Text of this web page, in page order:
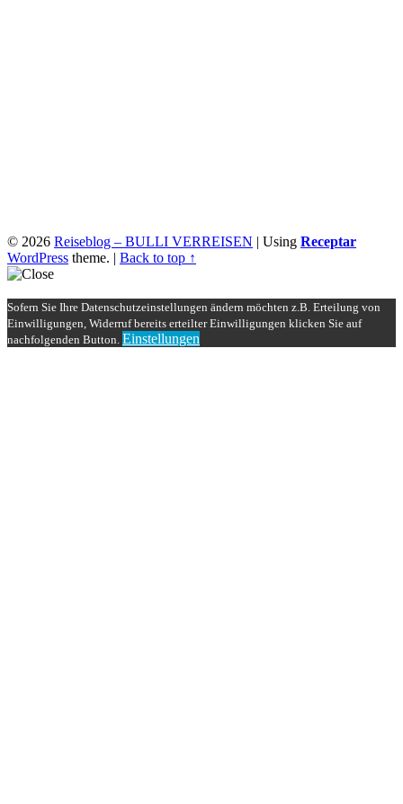
© 2026 Reiseblog – BULLI VERREISEN | Using Receptar
WordPress theme. | Back to top ↑
Sofern Sie Ihre Datenschutzeinstellungen ändern möchten z.B. Erteilung von
Einwilligungen, Widerruf bereits erteilter Einwilligungen klicken Sie auf
nachfolgenden Button. Einstellungen